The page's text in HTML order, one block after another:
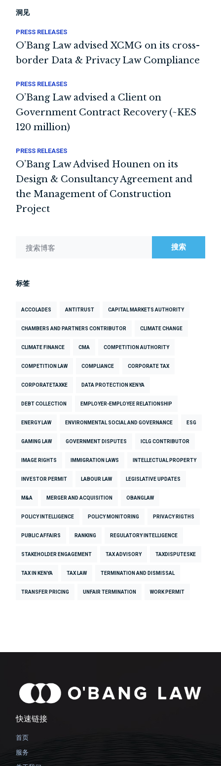
洞见
PRESS RELEASES
O’Bang Law advised XCMG on its cross-
border Data & Privacy Law Compliance
PRESS RELEASES
O’Bang Law advised a Client on
Government Contract Recovery (~KES
120 million)
PRESS RELEASES
O’Bang Law Advised Hounen on its
Design & Consultancy Agreement and
the Management of Construction
Project
搜索博客 搜索
标签
ACCOLADES ANTITRUST CAPITAL MARKETS AUTHORITY
CHAMBERS AND PARTNERS CONTRIBUTOR CLIMATE CHANGE
CLIMATE FINANCE CMA COMPETITION AUTHORITY
COMPETITION LAW COMPLIANCE CORPORATE TAX
CORPORATETAXKE DATA PROTECTION KENYA
DEBT COLLECTION EMPLOYER-EMPLOYEE RELATIONSHIP
ENERGY LAW ENVIRONMENTAL SOCIAL AND GOVERNANCE ESG
GAMING LAW GOVERNMENT DISPUTES ICLG CONTRIBUTOR
IMAGE RIGHTS IMMIGRATION LAWS INTELLECTUAL PROPERTY
INVESTOR PERMIT LABOUR LAW LEGISLATIVE UPDATES
M&A MERGER AND ACQUISITION OBANGLAW
POLICY INTELLIGENCE POLICY MONITORING PRIVACY RIGTHS
PUBLIC AFFAIRS RANKING REGULATORY INTELLIGENCE
STAKEHOLDER ENGAGEMENT TAX ADVISORY TAXDISPUTESKE
TAX IN KENYA TAX LAW TERMINATION AND DISMISSAL
TRANSFER PRICING UNFAIR TERMINATION WORK PERMIT
快速链接
首页
服务